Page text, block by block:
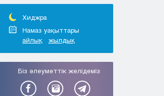
Тараз
Туркестан
Уральск
Усть-Каменогорск
Шымкент
Хиджра
Намаз уақыттары
айлық
жылдық
Біз әлеуметтік желідеміз